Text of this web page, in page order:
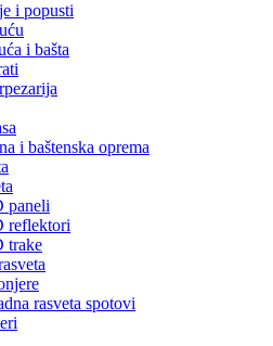
i popusti
i bašta
i baštenska oprema
paneli
reflektori
trake
rasveta spotovi